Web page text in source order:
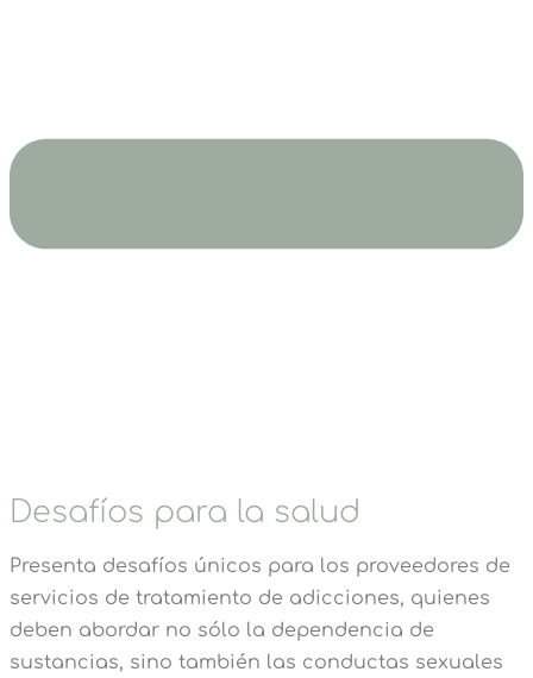
Desafíos para la salud
Presenta desafíos únicos para los proveedores de
servicios de tratamiento de adicciones, quienes
deben abordar no sólo la dependencia de
sustancias, sino también las conductas sexuales